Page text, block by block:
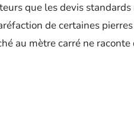
que les devis
de certaines
au mètre carré ne raconte